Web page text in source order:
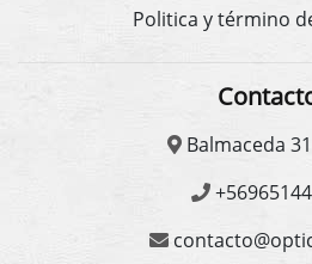
Politica y término
Balmaceda